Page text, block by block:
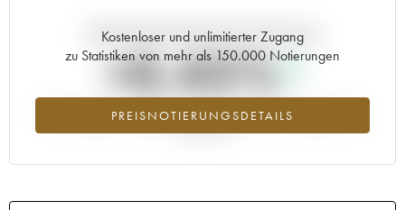
Kostenloser und unlimitierter Zugang
zu Statistiken von mehr als 150.000 Notierungen
PREISNOTIERUNGSDETAILS
Aktuelle Entwicklung der Preisnotierung
+0.45%
Preisanstiegs des Jahrgangs 2018 im Jahr 2026 im Vergleich zum